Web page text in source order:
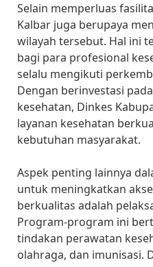
Selain memperluas
Kalbar juga berupaya
wilayah tersebut. Hal ini
bagi para profesional
selalu mengikuti
Dengan berinvestasi
kesehatan, Dinkes
layanan kesehatan
kebutuhan masyarakat.
Aspek penting lainnya
untuk meningkatkan
berkualitas adalah
Program-program ini
tindakan perawatan
olahraga, dan imunisasi.